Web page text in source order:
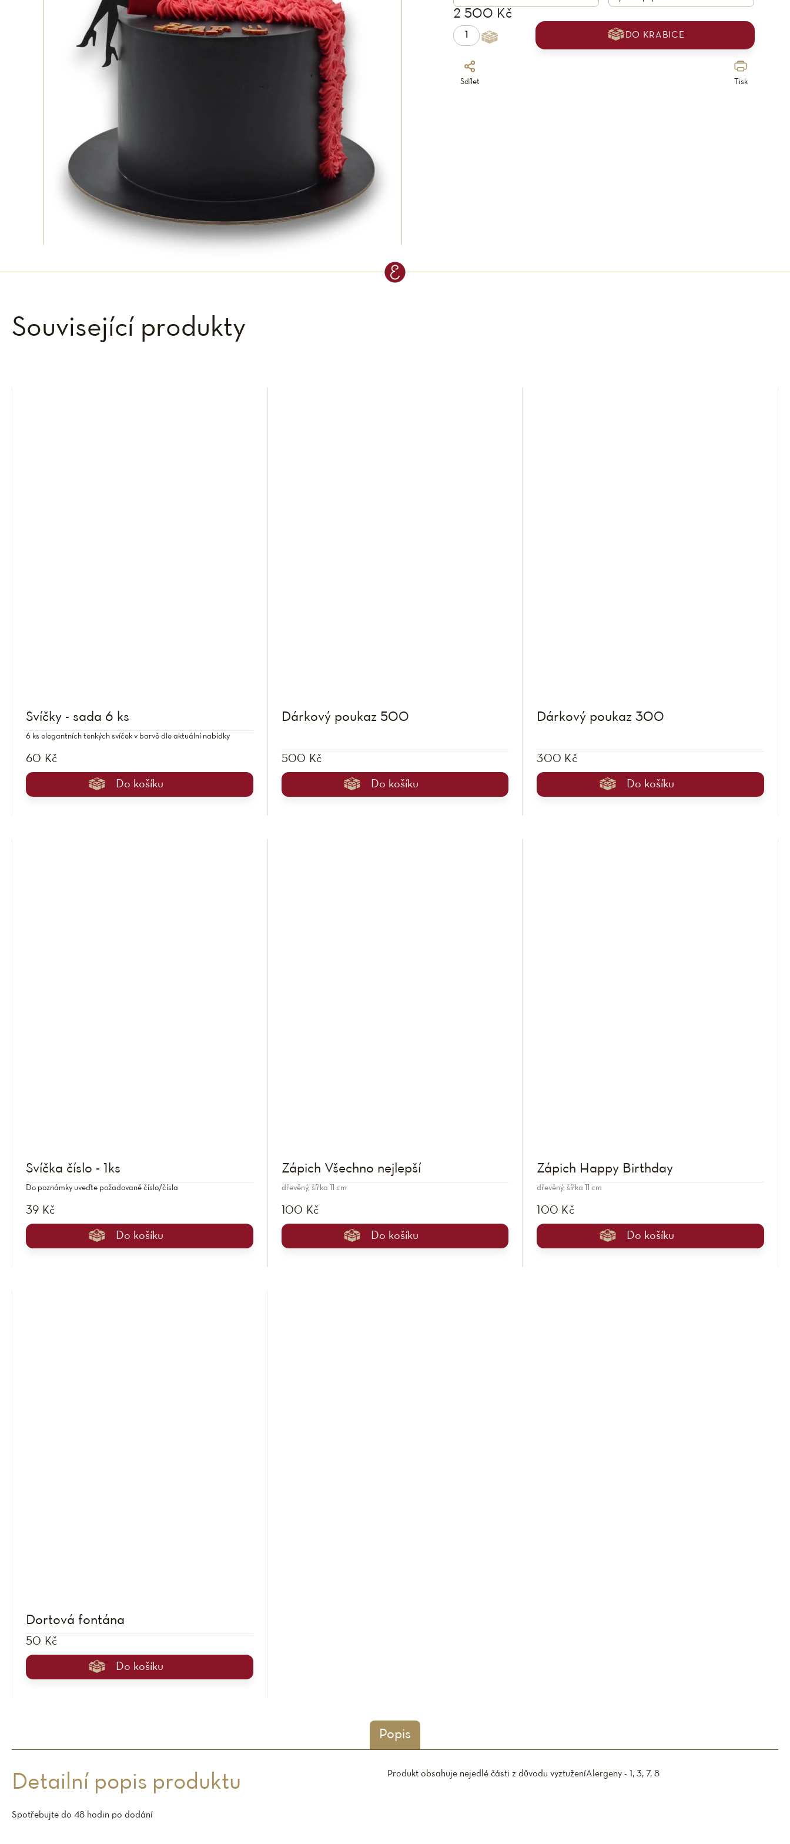
Tisk
Sdílet
2 500 Kč
DO KRABICE
Související produkty
Svíčky - sada 6 ks
60 Kč
Do košíku
6 ks elegantních tenkých svíček v barvě dle aktuální nabídky
Dárkový poukaz 500
500 Kč
Do košíku
Dárkový poukaz 300
300 Kč
Do košíku
Svíčka číslo - 1ks
39 Kč
Do košíku
Do poznámky uveďte požadované číslo/čísla
Zápich Všechno nejlepší
100 Kč
Do košíku
dřevěný, šířka 11 cm
Zápich Happy Birthday
100 Kč
Do košíku
dřevěný, šířka 11 cm
Dortová fontána
50 Kč
Do košíku
Popis
Detailní popis produktu Produkt obsahuje nejedlé části z důvodu vyztuženíAlergeny - 1, 3, 7, 8
Spotřebujte do 48 hodin po dodání